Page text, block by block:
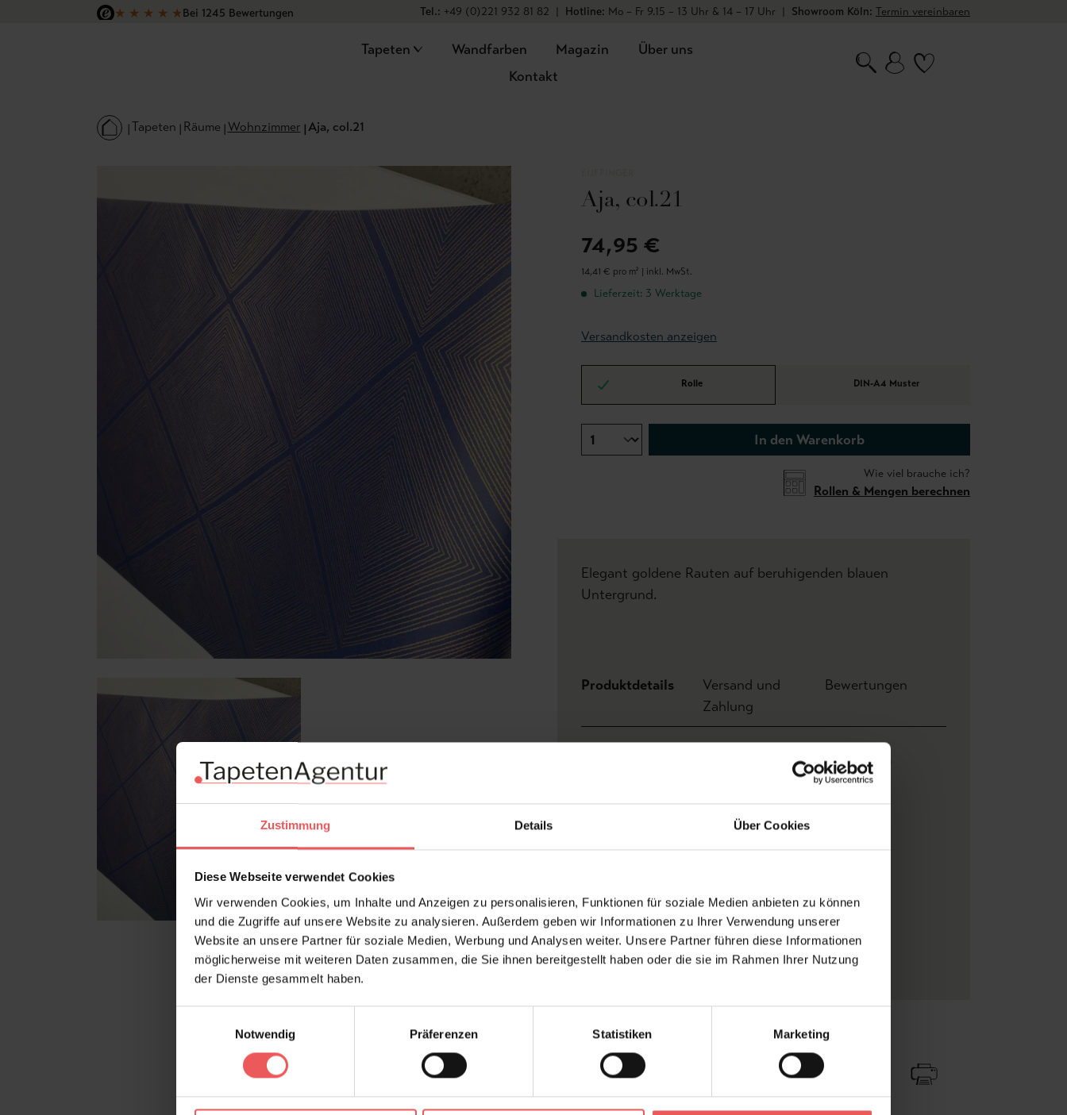
Zustimmung Details Über Cookies
Diese Webseite verwendet Cookies
Wir verwenden Cookies, um Inhalte und Anzeigen zu personalisieren, Funktionen für soziale Medien anbieten zu können
und die Zugriffe auf unsere Website zu analysieren. Außerdem geben wir Informationen zu Ihrer Verwendung unserer
Website an unsere Partner für soziale Medien, Werbung und Analysen weiter. Unsere Partner führen diese Informationen
möglicherweise mit weiteren Daten zusammen, die Sie ihnen bereitgestellt haben oder die sie im Rahmen Ihrer Nutzung
der Dienste gesammelt haben.
Notwendig
Präferenzen Statistiken Marketing
Hauptinhalt springen
Zur Suche springen
Zur Hauptnavigation springen
★ ★ ★ ★ ★Bei 1245 Bewertungen
Tel.: +49 (0)221 932 81 82 | Hotline: Mo – Fr 9.15 – 13 Uhr & 14 – 17 Uhr | Showroom Köln: Termin vereinbaren
Tapeten Wandfarben Magazin
Über uns
Kontakt
Tapeten Räume Wohnzimmer Aja, col.21
Aja, col.21
74,95 €
14,41 € pro m² | inkl. MwSt.
Lieferzeit: 3 Werktage
Versandkosten anzeigen
Rolle DIN-A4 Muster
In den Warenkorb
Wie viel brauche ich?
Rollen & Mengen berechnen
Elegant goldene Rauten auf beruhigenden blauen
Untergrund.
Produktdetails
Versand und
Zahlung
Bewertungen
Breite: 0,52 m x Höhe 10,00 m
Konfektionierung:
Rolle
Stil:
1920er Jahre
Trägermaterial:
Vliestapeten
Zu Favoriten